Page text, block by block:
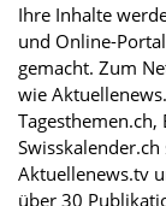
Ihre Inhalte
und Online-
gemacht. Zum
wie
Aktuellenews.tv
über 30